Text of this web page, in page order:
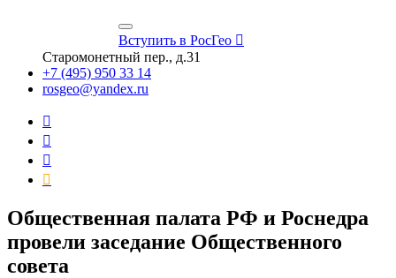
Вступить в РосГео
Старомонетный пер., д.31
+7 (495) 950 33 14
rosgeo@yandex.ru
Общественная палата РФ и Роснедра
провели заседание Общественного
совета